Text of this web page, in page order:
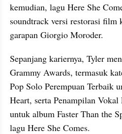
kemudian, lagu Here She
soundtrack versi restorasi
garapan Giorgio Moroder.
Sepanjang kariernya, Tyler
Grammy Awards, termasuk
Pop Solo Perempuan Terbaik
Heart, serta Penampilan
untuk album Faster Than the
lagu Here She Comes.